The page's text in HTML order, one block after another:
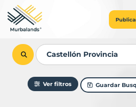
Ver filtros Guardar